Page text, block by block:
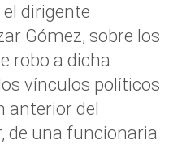
dirigente
Gómez, sobre los
robo a dicha
vínculos políticos
anterior del
de una funcionaria